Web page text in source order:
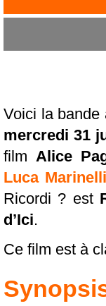
Voici la bande
mercredi 31
film Alice
Luca Marinelli
Ricordi ? est
d’Ici.
Ce film est à